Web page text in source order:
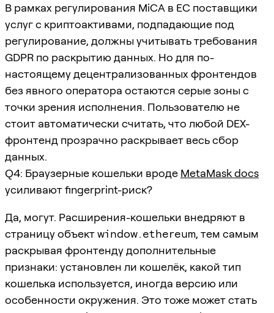
В рамках регулирования MiCA в ЕС поставщики
услуг с криптоактивами, подпадающие под
регулирование, должны учитывать требования
GDPR по раскрытию данных. Но для по-
настоящему децентрализованных фронтендов
без явного оператора остаются серые зоны с
точки зрения исполнения. Пользователю не
стоит автоматически считать, что любой DEX-
фронтенд прозрачно раскрывает весь сбор
данных.
Q4: Браузерные кошельки вроде MetaMask docs
усиливают fingerprint-риск?
Да, могут. Расширения-кошельки внедряют в
страницу объектwindow.ethereum, тем самым
раскрывая фронтенду дополнительные
признаки: установлен ли кошелёк, какой тип
кошелька используется, иногда версию или
особенности окружения. Это тоже может стать